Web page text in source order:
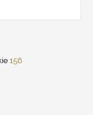
156